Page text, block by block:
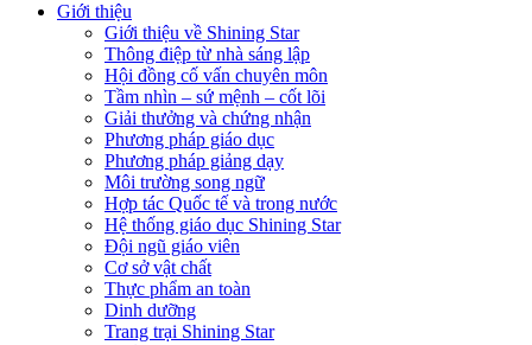
Giới thiệu
Giới thiệu về Shining Star
Thông điệp từ nhà sáng lập
Hội đồng cố vấn chuyên môn
Tầm nhìn – sứ mệnh – cốt lõi
Giải thưởng và chứng nhận
Phương pháp giáo dục
Phương pháp giảng dạy
Môi trường song ngữ
Hợp tác Quốc tế và trong nước
Hệ thống giáo dục Shining Star
Đội ngũ giáo viên
Cơ sở vật chất
Thực phẩm an toàn
Dinh dưỡng
Trang trại Shining Star